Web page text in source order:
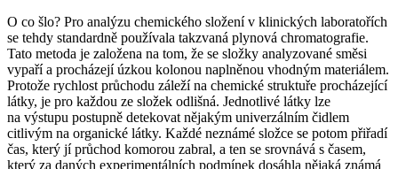
O co šlo? Pro analýzu chemického složení v klinických laboratořích
se tehdy standardně používala takzvaná plynová chromatografie.
Tato metoda je založena na tom, že se složky analyzované směsi
vypaří a procházejí úzkou kolonou naplněnou vhodným materiálem.
Protože rychlost průchodu záleží na chemické struktuře procházející
látky, je pro každou ze složek odlišná. Jednotlivé látky lze
na výstupu postupně detekovat nějakým univerzálním čidlem
citlivým na organické látky. Každé neznámé složce se potom přiřadí
čas, který jí průchod komorou zabral, a ten se srovnává s časem,
který za daných experimentálních podmínek dosáhla nějaká známá